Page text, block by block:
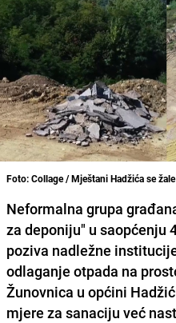
Foto: Collage / Mještani Hadžića se
Neformalna grupa
za deponiju" u saopćenju
poziva nadležne
odlaganje otpada na
Žunovnica u općini
mjere za sanaciju već